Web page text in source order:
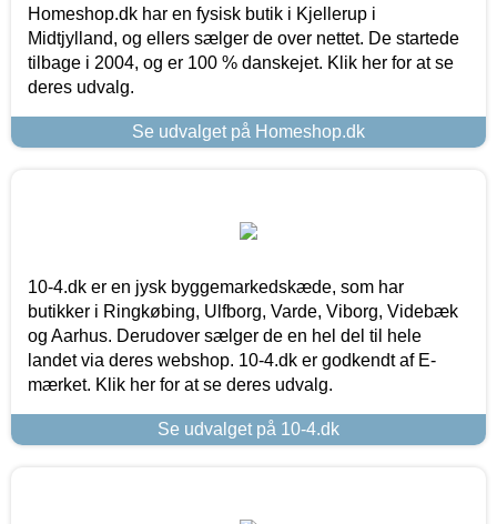
Homeshop.dk har en fysisk butik i Kjellerup i
Midtjylland, og ellers sælger de over nettet. De startede
tilbage i 2004, og er 100 % danskejet. Klik her for at se
deres udvalg.
Se udvalget på Homeshop.dk
10-4.dk er en jysk byggemarkedskæde, som har
butikker i Ringkøbing, Ulfborg, Varde, Viborg, Videbæk
og Aarhus. Derudover sælger de en hel del til hele
landet via deres webshop. 10-4.dk er godkendt af E-
mærket. Klik her for at se deres udvalg.
Se udvalget på 10-4.dk